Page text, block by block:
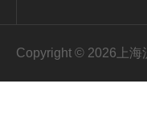
Copyright © 2026上